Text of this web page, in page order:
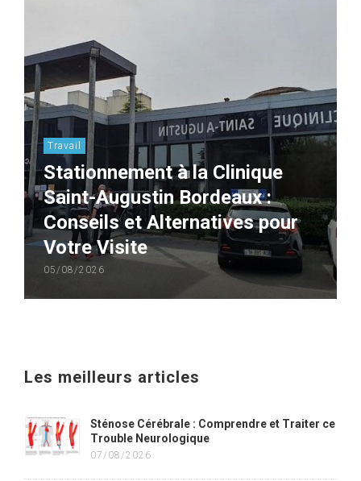
Travail
Stationnement à la Clinique
Saint-Augustin Bordeaux :
Conseils et Alternatives pour
Votre Visite
05/08/2026
Les meilleurs articles
Sténose Cérébrale : Comprendre et Traiter ce
Trouble Neurologique
07/08/2026